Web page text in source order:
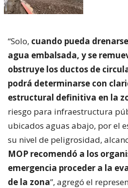
“Solo, cuando pueda
agua embalsada, y se
obstruye los ductos de
podrá determinarse con
estructural definitiva en la
riesgo para infraestructura
ubicados aguas abajo, por el
su nivel de peligrosidad,
MOP recomendó a los
emergencia proceder a la
de la zona”, agregó el